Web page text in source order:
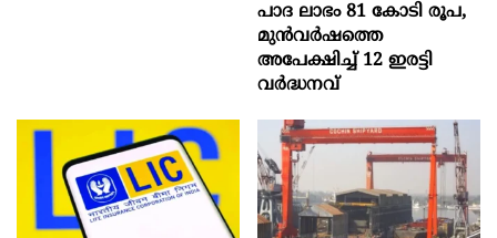
പാദ ലാഭം 81 കോടി രൂപ,
മുൻവർഷത്തെ
അപേക്ഷിച്ച് 12 ഇരട്ടി
വർദ്ധനവ്